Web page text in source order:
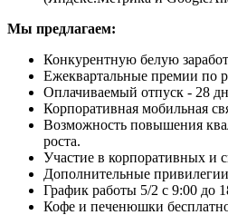
Мы предлагаем:
Конкурентную белую
Ежеквартальные премии по
Оплачиваемый отпуск - 28
Корпоративная мобильная
Возможность повышения
роста.
Участие в корпоративных и
Дополнительные
График работы 5/2 с 9:00 до
Кофе и печенюшки